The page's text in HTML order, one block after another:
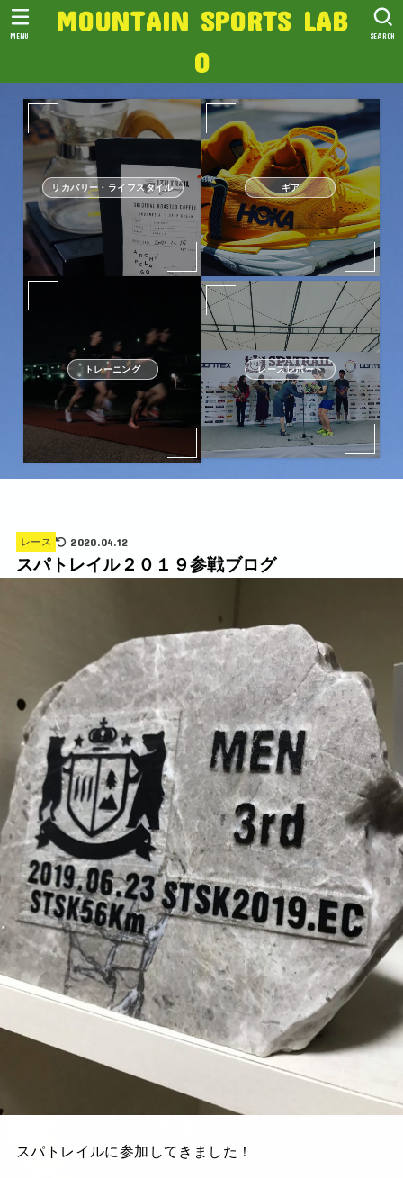
MOUNTAIN SPORTS LAB
O
SEARCH
MENU
リカバリー・ライフスタイル ギア
トレーニング レースレポート
レース 2020.04.12
スパトレイル２０１９参戦ブログ
スパトレイルに参加してきました！